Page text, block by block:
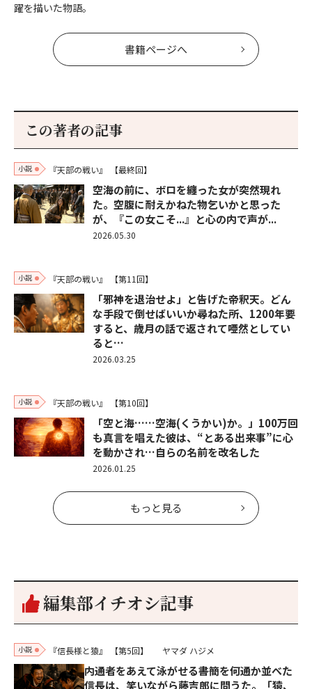
躍を描いた物語。
書籍ページへ
この著者の記事
小説 『天部の戦い』 【最終回】
空海の前に、ボロを纏った女が突然現れ
た。空腹に耐えかねた物乞いかと思った
が、『この女こそ...』と心の内で声が...
2026.05.30
小説 『天部の戦い』 【第11回】
「邪神を退治せよ」と告げた帝釈天。どん
な手段で倒せばいいか尋ねた所、1200年要
すると、歳月の話で返されて唖然としてい
ると…
2026.03.25
小説 『天部の戦い』 【第10回】
「空と海……空海(くうかい)か。」100万回
も真言を唱えた彼は、“とある出来事”に心
を動かされ…自らの名前を改名した
2026.01.25
もっと見る
編集部イチオシ記事
小説 『信長様と猿』 【第5回】 ヤマダ ハジメ
内通者をあえて泳がせる――書簡を何通か並べた
信長は、笑いながら藤吉郎に問うた。「猿、